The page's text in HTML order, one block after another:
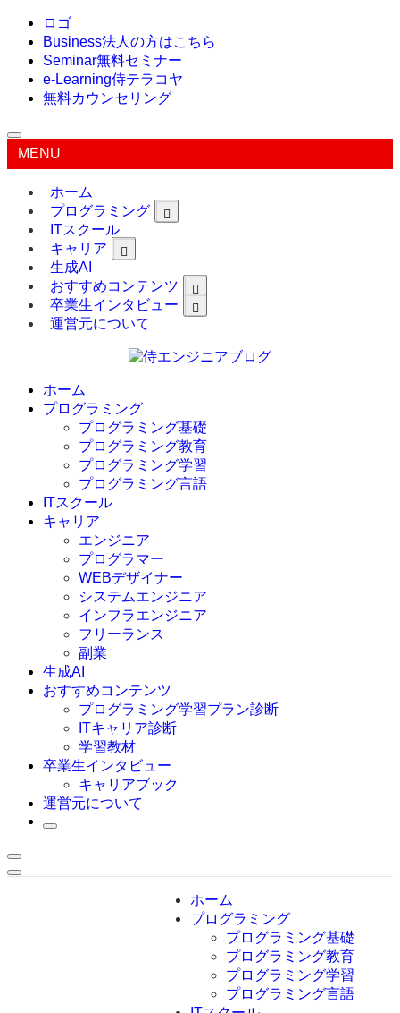
ロゴ
Business法人の方はこちら
Seminar無料セミナー
e-Learning侍テラコヤ
無料カウンセリング
MENU
ホーム
プログラミング
ITスクール
キャリア
生成AI
おすすめコンテンツ
卒業生インタビュー
運営元について
ホーム
プログラミング
プログラミング基礎
プログラミング教育
プログラミング学習
プログラミング言語
C言語
C#
VBA
Go言語
Kotlin
Java
JavaScript
Swift
Ruby
その他言語
ITスクール
キャリア
エンジニア
プログラマー
WEBデザイナー
システムエンジニア
インフラエンジニア
フリーランス
副業
生成AI
おすすめコンテンツ
プログラミング学習プラン診断
ITキャリア診断
学習教材
卒業生インタビュー
キャリアブック
運営元について
ホーム
プログラミング
プログラミング基礎
プログラミング教育
プログラミング学習
プログラミング言語